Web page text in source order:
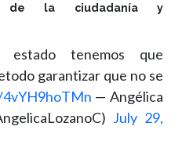
de la ciudadanía y
estado tenemos que
garantizar que no se
— Angélica
July 29,